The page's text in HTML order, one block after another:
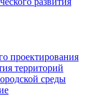
проектирования
территорий
среды